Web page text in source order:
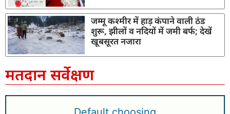
जम्मू कश्मीर में हाड़ कंपाने वाली ठंड
शुरू, झीलों व नदियों में जमी बर्फ; देखें
खूबसूरत नजारा
मतदान सर्वेक्षण